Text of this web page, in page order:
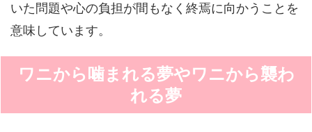
いた問題や心の負担が間もなく終焉に向かうことを
意味しています。
ワニから噛まれる夢やワニから襲わ
れる夢